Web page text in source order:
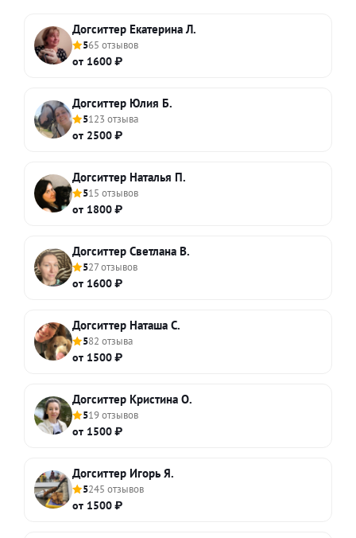
Догситтер Екатерина Л.
565 отзывов
от 1600 ₽
Догситтер Юлия Б.
5123 отзыва
от 2500 ₽
Догситтер Наталья П.
515 отзывов
от 1800 ₽
Догситтер Светлана В.
527 отзывов
от 1600 ₽
Догситтер Наташа С.
582 отзыва
от 1500 ₽
Догситтер Кристина О.
519 отзывов
от 1500 ₽
Догситтер Игорь Я.
5245 отзывов
от 1500 ₽